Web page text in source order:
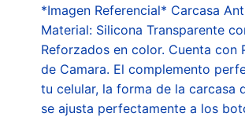
*Imagen Referencial* Carcasa
Material: Silicona Transparente
Reforzados en color. Cuenta con
de Camara. El complemento
tu celular, la forma de la carcasa
se ajusta perfectamente a los